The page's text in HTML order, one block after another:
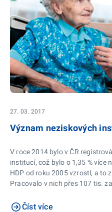
27. 03. 2017
Význam neziskových
V roce 2014 bylo v ČR
institucí, což bylo o 1,35 % více
HDP od roku 2005 vzrostl, a to
Pracovalo v nich přes 107 tis.
Číst více